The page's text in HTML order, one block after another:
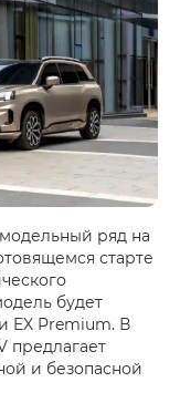
ряд на
старте
будет
EX Premium. В
предлагает
и безопасной